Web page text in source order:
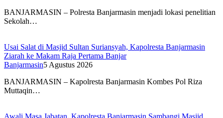
BANJARMASIN – Polresta Banjarmasin menjadi lokasi penelitian
Sekolah…
Usai Salat di Masjid Sultan Suriansyah, Kapolresta Banjarmasin
Ziarah ke Makam Raja Pertama Banjar
Banjarmasin5 Agustus 2026
BANJARMASIN – Kapolresta Banjarmasin Kombes Pol Riza
Muttaqin…
Awali Masa Jabatan, Kapolresta Banjarmasin Sambangi Masjid